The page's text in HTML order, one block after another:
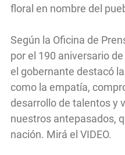
floral en nombre del
Según la Oficina de
por el 190 aniversario
el gobernante destacó
como la empatía,
desarrollo de talentos y
nuestros antepasados,
nación. Mirá el VIDEO.